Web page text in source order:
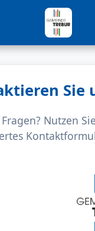
Sie
Nutzen